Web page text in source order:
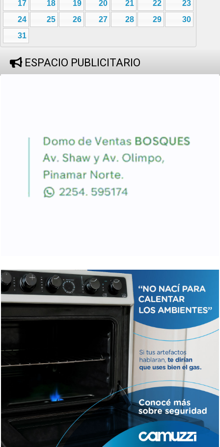
17
18 19 20 21 22
23
24
25 26 27 28 29
30
31
ESPACIO PUBLICITARIO